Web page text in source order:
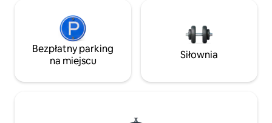
Bezpłatny parking
na miejscu
Siłownia